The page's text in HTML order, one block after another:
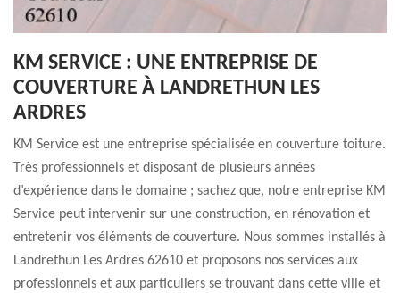
KM SERVICE : UNE ENTREPRISE DE
COUVERTURE À LANDRETHUN LES
ARDRES
KM Service est une entreprise spécialisée en couverture toiture.
Très professionnels et disposant de plusieurs années
d’expérience dans le domaine ; sachez que, notre entreprise KM
Service peut intervenir sur une construction, en rénovation et
entretenir vos éléments de couverture. Nous sommes installés à
Landrethun Les Ardres 62610 et proposons nos services aux
professionnels et aux particuliers se trouvant dans cette ville et